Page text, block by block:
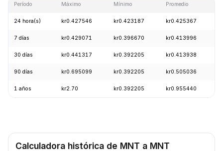
Período Máximo Mínimo Promedio
24 hora(s) kr0.427546 kr0.423187 kr0.425367
7 días kr0.429071 kr0.396670 kr0.413996
30 días kr0.441317 kr0.392205 kr0.413938
90 días kr0.695099 kr0.392205 kr0.505036
1 años kr2.70 kr0.392205 kr0.955440
Calculadora histórica de MNT a MNT